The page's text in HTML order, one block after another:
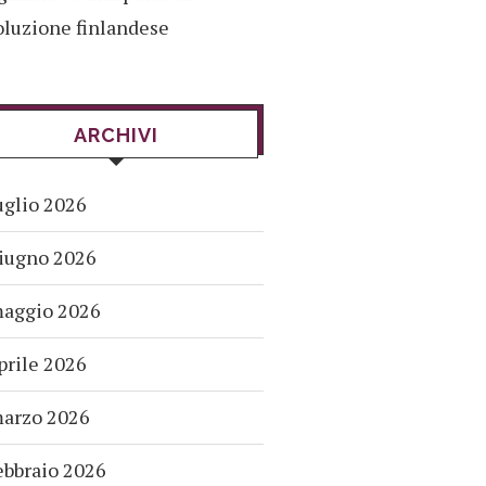
finlandese
ARCHIVI
2026
2026
2026
2026
2026
2026